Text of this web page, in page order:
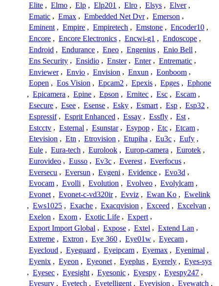
Elite , Elmo , Elp , Elp201 , Elro , Elsys , Elver ,
Ematic , Emax , Embedded Net Dvr , Emerson ,
Eminent , Empire , Empiretech , Emstone , Encoder10 ,
Encore , Encore Electronics , Encwi-g1 , Endoscope ,
Endroid , Endurance , Eneo , Engenius , Enio Bell ,
Ens Security , Ensidio , Enster , Enter , Entrematic ,
Enviewer , Envio , Envision , Enxun , Eonboom ,
Eopen , Eos Vision , Epcam2 , Epexis , Epges , Ephone
, Epicamera , Epine , Epson , Ernitec , Esc , Escam ,
Esecure , Esee , Esense , Esky , Esmart , Esp , Esp32 ,
Espressif , Esprit Enhanced , Essay , Essfly , Est ,
Estcctv , Esternal , Esunstar , Esypop , Etc , Etcam ,
Etevision , Etn , Etrovision , Etupiha , Eu3c , Eufy ,
Eule , Eura-tech , Eurolook , Europ-camera , Eurotek ,
Eurovideo , Eusso , Ev3c , Everest , Everfocus ,
Eversecu , Eversun , Evgeni , Evidence , Evo3d ,
Evocam , Evolli , Evolution , Evolveo , Evolylcam ,
Evonet , Evonet-c-vd320ir , Evviz , Ewan Ko , Ewelink
, Ews1025 , Exache , Exacqvision , Exceed , Excelvan ,
Exelon , Exom , Exotic Life , Expert ,
Export Import Global , Expose , Extel , Extend Lan ,
Extreme , Extron , Eye 360 , Eye01w , Eyecam ,
Eyecloud , Eyeguard , Eyeipcam , Eyemax , Eyenimal ,
Eyenix , Eyeon , Eyeonet , Eyeplus , Eyerely , Eyes-sys
, Eyesec , Eyesight , Eyesonic , Eyespy , Eyespy247 ,
Eyesurv , Eyetech , Eyetelligent , Eyevision , Eyewatch ,